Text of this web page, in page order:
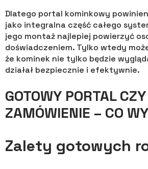
Dlatego portal kominkowy
jako integralna część całego
jego montaż najlepiej powierzyć
doświadczeniem. Tylko wtedy
że kominek nie tylko będzie
działał bezpiecznie i efektywnie.
GOTOWY PORTAL
ZAMÓWIENIE – CO
Zalety gotowych